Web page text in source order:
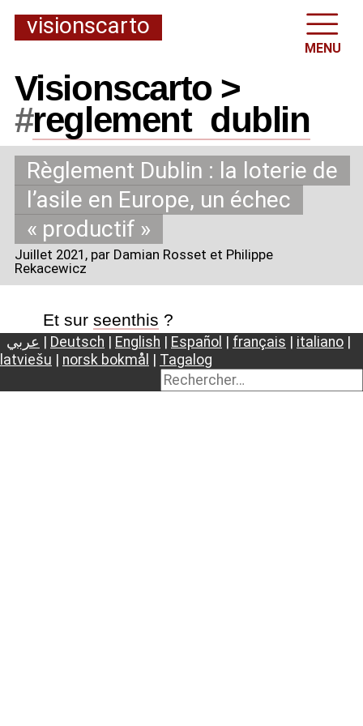
visionscarto
MENU
Visionscarto >
#reglement_ dublin
Règlement Dublin : la loterie de
l’asile en Europe, un échec
« productif »
Juillet 2021 , par Damian Rosset et Philippe
Rekacewicz
Et sur seenthis ?
عربي Deutsch English Español français italiano
latviešu
norsk bokmål Tagalog